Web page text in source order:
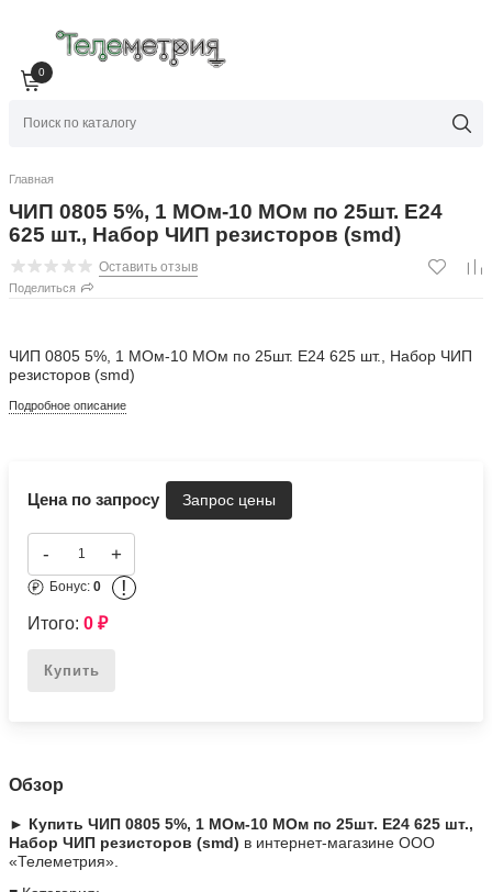
0
Главная
ЧИП 0805 5%, 1 МОм-10 МОм по 25шт. Е24
625 шт., Набор ЧИП резисторов (smd)
Оставить отзыв
Поделиться
ЧИП 0805 5%, 1 МОм-10 МОм по 25шт. Е24 625 шт., Набор ЧИП
резисторов (smd)
Подробное описание
Цена по запросу
- +
Бонус:0 !
Итого:0₽
Купить
Обзор
► Купить ЧИП 0805 5%, 1 МОм-10 МОм по 25шт. Е24 625 шт.,
Набор ЧИП резисторов (smd) в интернет-магазине ООО
«Телеметрия».